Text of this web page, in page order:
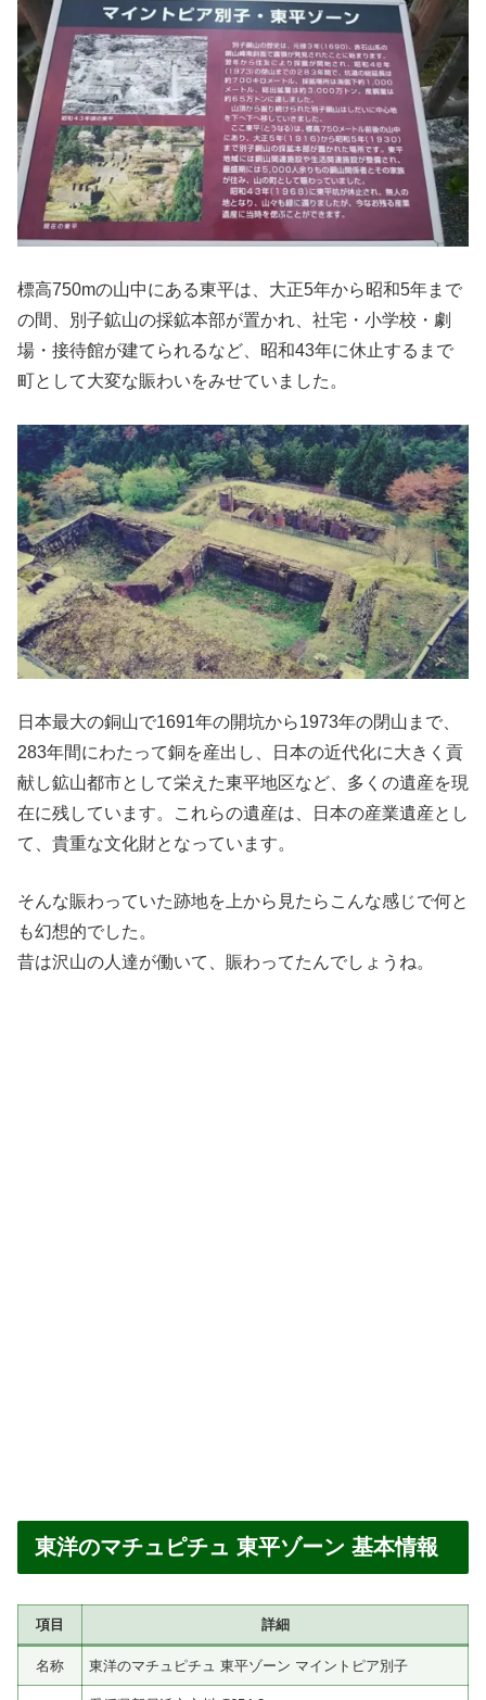
標高750mの山中にある東平は、大正5年から昭和5年まで
の間、別子鉱山の採鉱本部が置かれ、社宅・小学校・劇
場・接待館が建てられるなど、昭和43年に休止するまで
町として大変な賑わいをみせていました。
日本最大の銅山で1691年の開坑から1973年の閉山まで、
283年間にわたって銅を産出し、日本の近代化に大きく貢
献し鉱山都市として栄えた東平地区など、多くの遺産を現
在に残しています。これらの遺産は、日本の産業遺産とし
て、貴重な文化財となっています。
そんな賑わっていた跡地を上から見たらこんな感じで何と
も幻想的でした。
昔は沢山の人達が働いて、賑わってたんでしょうね。
東洋のマチュピチュ 東平ゾーン 基本情報
項目 詳細
名称 東洋のマチュピチュ 東平ゾーン マイントピア別子